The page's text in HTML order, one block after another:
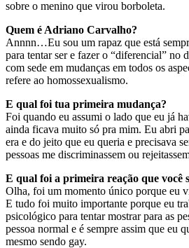
sobre o menino que virou borboleta.
Quem é Adriano Carvalho?
Annnn…Eu sou um rapaz que está
para tentar ser e fazer o “diferencial” no
com sede em mudanças em todos os
refere ao homossexualismo.
E qual foi tua primeira mudança?
Foi quando eu assumi o lado que eu já
ainda ficava muito só pra mim. Eu abri
era e do jeito que eu queria e precisava
pessoas me discriminassem ou
E qual foi a primeira reação que você
Olha, foi um momento único porque eu
E tudo foi muito importante porque eu
psicológico para tentar mostrar para as
pessoa normal e é sempre assim que eu
mesmo sendo gay.